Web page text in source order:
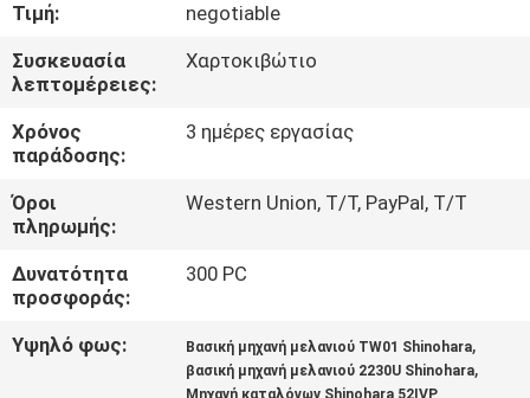
ΕΛΆΤΕ
ΣΕ
ΕΠΑΦΉ
ΜΕ
ΖΗΤΉΣΤΕ
ΈΝΑ
ΑΠΌΣΠΑΣΜΑ
Τιμή:
negotiable
Συσκευασία
λεπτομέρειες:
Χαρτοκιβώτιο
Χρόνος
παράδοσης:
3 ημέρες εργασίας
Όροι
πληρωμής:
Western Union, T/T, PayPal, T/T
Δυνατότητα
προσφοράς:
300 PC
Υψηλό φως: Βασική μηχανή μελανιού TW01 Shinohara,
βασική μηχανή μελανιού 2230U Shinohara,